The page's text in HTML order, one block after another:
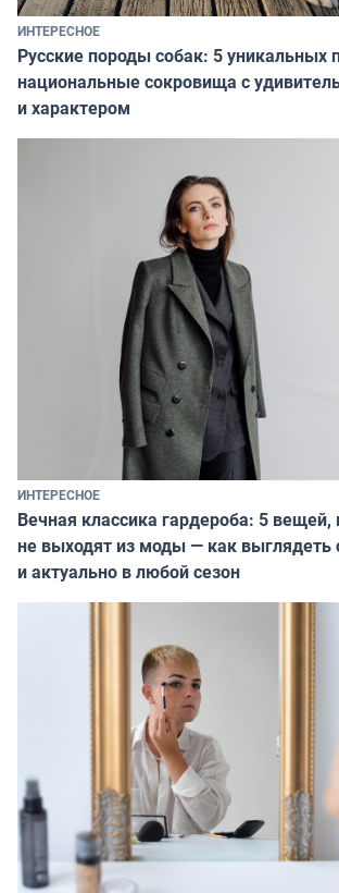
ИНТЕРЕСНОЕ
Русские породы собак: 5 уникальных
национальные сокровища с
и характером
ИНТЕРЕСНОЕ
Вечная классика гардероба: 5
не выходят из моды — как выглядеть
и актуально в любой сезон